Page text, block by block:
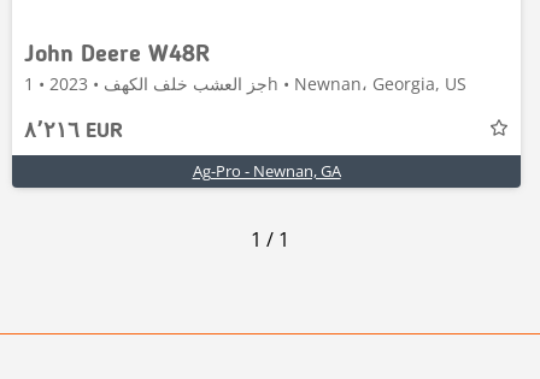
John Deere W48R
جز العشب خلف الكهف • 2023 • 1h • Newnan، Georgia, US
٨٬٢١٦ EUR
Ag-Pro - Newnan, GA
1 / 1